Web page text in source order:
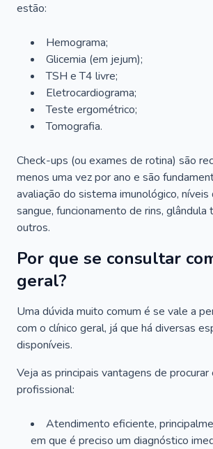
estão:
Hemograma;
Glicemia (em jejum);
TSH e T4 livre;
Eletrocardiograma;
Teste ergométrico;
Tomografia.
Check-ups (ou exames de rotina) são
menos uma vez por ano e são
avaliação do sistema imunológico,
sangue, funcionamento de rins, glândula
outros.
Por que se consultar
geral?
Uma dúvida muito comum é se vale a
com o clínico geral, já que há diversas
disponíveis.
Veja as principais vantagens de procurar
profissional:
Atendimento eficiente,
em que é preciso um diagnóstico